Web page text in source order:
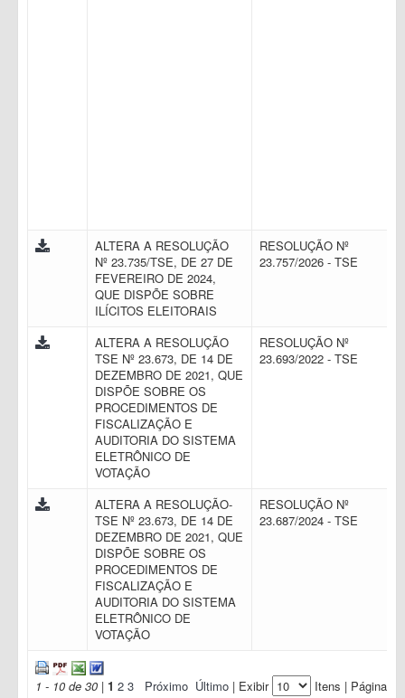
ALTERA A RESOLUÇÃO
Nº 23.735/TSE, DE 27 DE
FEVEREIRO DE 2024,
QUE DISPÕE SOBRE
ILÍCITOS ELEITORAIS
RESOLUÇÃO Nº
23.757/2026 - TSE
ALTERA A RESOLUÇÃO
TSE Nº 23.673, DE 14 DE
DEZEMBRO DE 2021, QUE
DISPÕE SOBRE OS
PROCEDIMENTOS DE
FISCALIZAÇÃO E
AUDITORIA DO SISTEMA
ELETRÔNICO DE
VOTAÇÃO
RESOLUÇÃO Nº
23.693/2022 - TSE
ALTERA A RESOLUÇÃO-
TSE Nº 23.673, DE 14 DE
DEZEMBRO DE 2021, QUE
DISPÕE SOBRE OS
PROCEDIMENTOS DE
FISCALIZAÇÃO E
AUDITORIA DO SISTEMA
ELETRÔNICO DE
VOTAÇÃO
RESOLUÇÃO Nº
23.687/2024 - TSE
1 - 10 de 30 | 1 2 3 Próximo Último | Exibir Itens | Página: